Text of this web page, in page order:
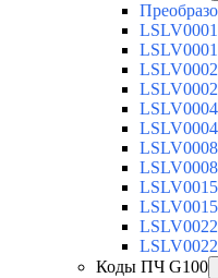
Коды ПЧ G100